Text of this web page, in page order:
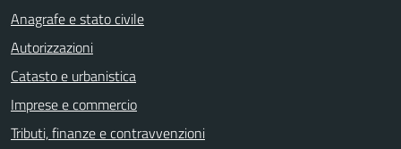
Anagrafe e stato civile
Autorizzazioni
Catasto e urbanistica
Imprese e commercio
Tributi, finanze e contravvenzioni